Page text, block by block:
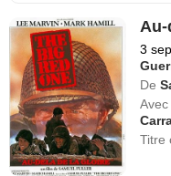
3
De
Avec
Titre